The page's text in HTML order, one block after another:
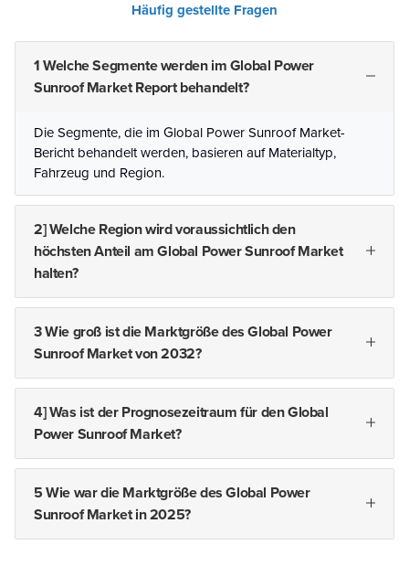
Häufig gestellte Fragen
1 Welche Segmente werden im Global Power
Sunroof Market Report behandelt?
Die Segmente, die im Global Power Sunroof Market-
Bericht behandelt werden, basieren auf Materialtyp,
Fahrzeug und Region.
2] Welche Region wird voraussichtlich den
höchsten Anteil am Global Power Sunroof Market
halten?
3 Wie groß ist die Marktgröße des Global Power
Sunroof Market von 2032?
4] Was ist der Prognosezeitraum für den Global
Power Sunroof Market?
5 Wie war die Marktgröße des Global Power
Sunroof Market in 2025?